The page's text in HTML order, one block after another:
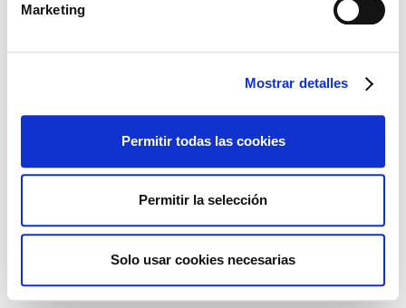
Marketing
Mostrar detalles
Permitir todas las cookies
Permitir la selección
Solo usar cookies necesarias